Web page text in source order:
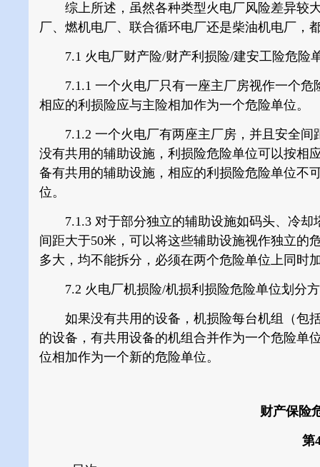
综上所述，虽然各种类型火电厂风险差异较
厂、燃机电厂、联合循环电厂还是柴油机电厂，
7.1 火电厂财产险/财产利损险/建安工险危险
7.1.1 一个火电厂只有一座主厂房视作一个
相应的利损险应与主险相加作为一个危险单位。
7.1.2 一个火电厂有两座主厂房，并且安全间
没有共用的辅助设施，利损险危险单位可以按相
备有共用的辅助设施，相应的利损险危险单位不
位。
7.1.3 对于部分独立的辅助设施如码头、冷
间距大于50米 ，可以将这些辅助设施视作独立的
多大，均不能拆分，必须在两个危险单位上同时
7.2 火电厂机损险/机损利损险危险单位划分
如果没有共用的设备，机损险每台机组（包
的设备，有共用设备的机组合并作为一个危险单
位相加作为一个新的危险单位。
财产保险
第